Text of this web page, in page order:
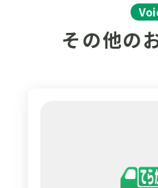
その他の